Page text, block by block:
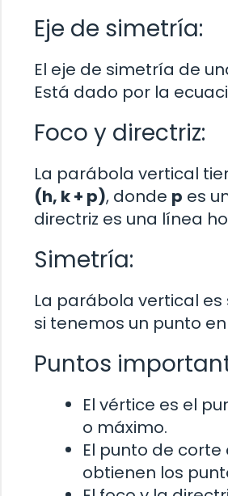
Eje de simetría:
El eje de simetría de
Está dado por la
Foco y directriz:
La parábola vertical
(h, k + p), donde p es
directriz es una línea
Simetría:
La parábola vertical
si tenemos un punto
Puntos
El vértice es el
o máximo.
El punto de corte
obtienen los